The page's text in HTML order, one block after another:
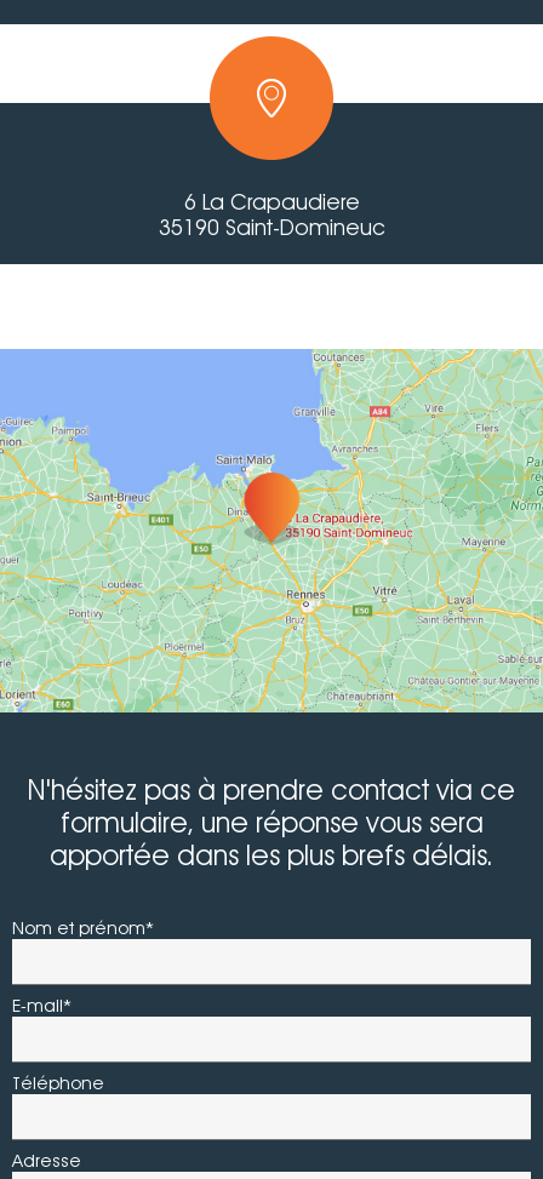
6 La Crapaudiere
35190 Saint-Domineuc
N'hésitez pas à prendre contact via ce
formulaire, une réponse vous sera
apportée dans les plus brefs délais.
Nom et prénom*
E-mail*
Téléphone
Adresse